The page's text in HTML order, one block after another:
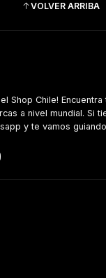
VOLVER ARRIBA
Shop Chile!
a nivel mundial. Si
y te vamos